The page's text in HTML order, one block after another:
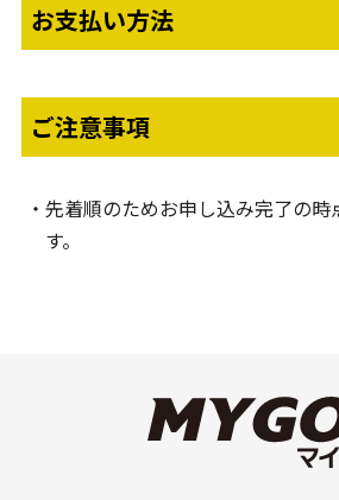
お支払い方法
ご注意事項
先着順のためお申し込み完了の時
す。